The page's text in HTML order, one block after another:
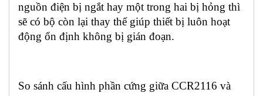
nguồn điện bị ngắt hay một trong hai bị hỏng thì
sẽ có bộ còn lại thay thế giúp thiết bị luôn hoạt
động ổn định không bị gián đoạn.
So sánh cấu hình phần cứng giữa CCR2116 và